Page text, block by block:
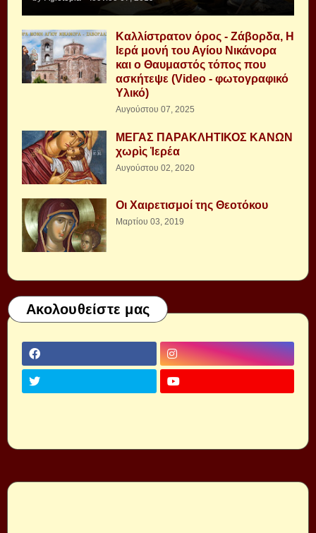
Καλλίστρατον όρος - Ζάβορδα, Η
Ιερά μονή του Αγίου Νικάνορα
και ο Θαυμαστός τόπος που
ασκήτεψε (Video - φωτογραφικό
Υλικό)
Αυγούστου 07, 2025
ΜΕΓΑΣ ΠΑΡΑΚΛΗΤΙΚΟΣ ΚΑΝΩΝ
χωρὶς Ἱερέα
Αυγούστου 02, 2020
Οι Χαιρετισμοί της Θεοτόκου
Μαρτίου 03, 2019
Ακολουθείστε μας